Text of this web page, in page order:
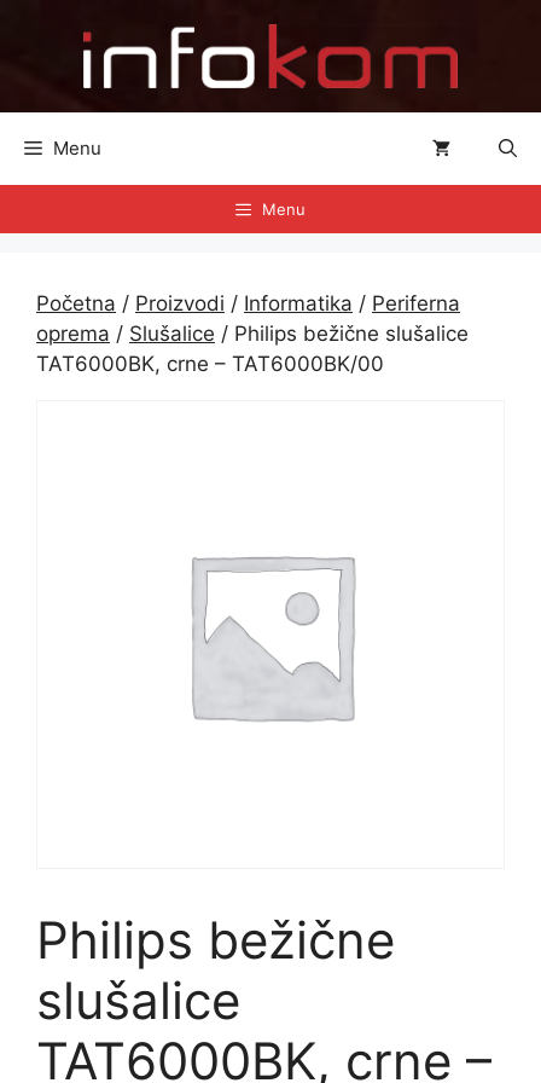
Menu
Menu
Početna / Proizvodi / Informatika / Periferna
oprema / Slušalice / Philips bežične slušalice
TAT6000BK, crne – TAT6000BK/00
Philips bežične
slušalice
TAT6000BK, crne –